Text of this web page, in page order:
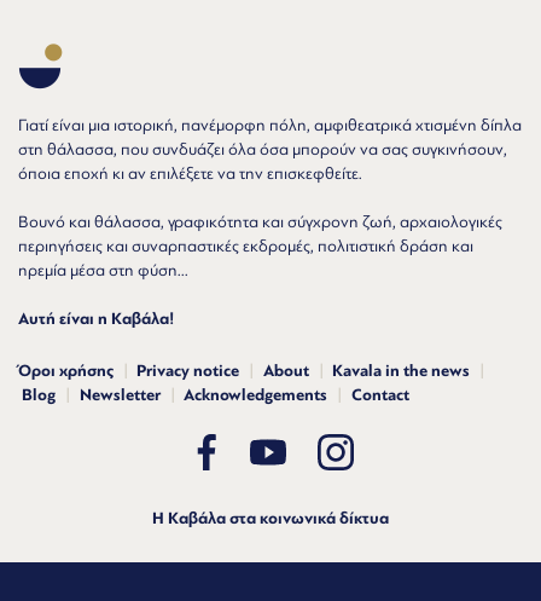
Γιατί είναι μια ιστορική, πανέμορφη πόλη, αμφιθεατρικά χτισμένη δίπλα
στη θάλασσα, που συνδυάζει όλα όσα μπορούν να σας συγκινήσουν,
όποια εποχή κι αν επιλέξετε να την επισκεφθείτε.
Βουνό και θάλασσα, γραφικότητα και σύγχρονη ζωή, αρχαιολογικές
περιηγήσεις και συναρπαστικές εκδρομές, πολιτιστική δράση και
ηρεμία μέσα στη φύση...
Αυτή είναι η Καβάλα!
Όροι χρήσης Privacy notice About
Kavala in the news
Blog
Newsletter Acknowledgements Contact
Η Καβάλα στα κοινωνικά δίκτυα